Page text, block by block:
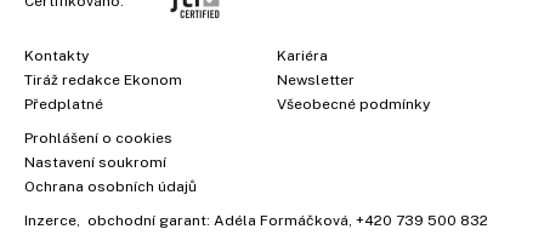
Kontakty
Tiráž redakce Ekonom
Předplatné
Kariéra
Newsletter
Všeobecné podmínky
Prohlášení o cookies
Nastavení soukromí
Ochrana osobních údajů
Inzerce, obchodní garant: Adéla Formáčková, +420 739 500 832